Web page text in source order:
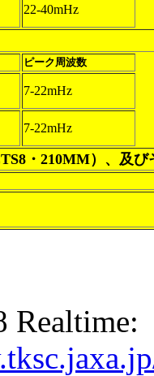
22-40mHz
ピーク周波数
7-22mHz
7-22mHz
・210MM）、及び
Realtime: